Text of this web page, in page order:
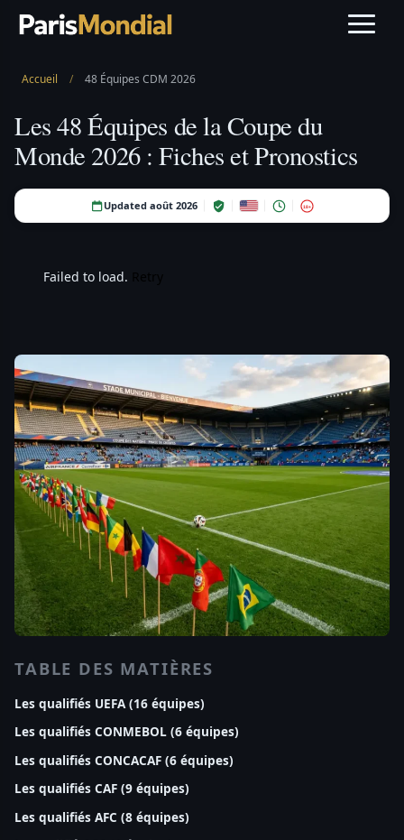
Accueil / 48 Équipes CDM 2026
Les 48 Équipes de la Coupe du
Monde 2026 : Fiches et Pronostics
Updated août 2026 18+
Failed to load.
TABLE DES MATIÈRES
Les qualifiés UEFA (16 équipes)
Les qualifiés CONMEBOL (6 équipes)
Les qualifiés CONCACAF (6 équipes)
Les qualifiés CAF (9 équipes)
Les qualifiés AFC (8 équipes)